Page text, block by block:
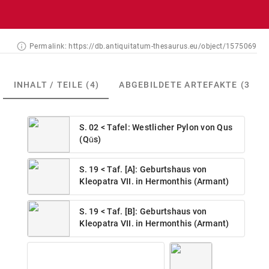
Permalink: https://db.antiquitatum-thesaurus.eu/object/1575069
INHALT / TEILE (4) ABGEBILDETE ARTEFAKTE (3)
S. 02 < Tafel: Westlicher Pylon von Qus
(Qūs)
S. 19 < Taf. [A]: Geburtshaus von
Kleopatra VII. in Hermonthis (Armant)
S. 19 < Taf. [B]: Geburtshaus von
Kleopatra VII. in Hermonthis (Armant)